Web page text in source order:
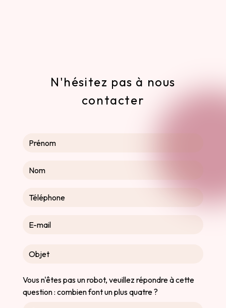
N'hésitez pas à nous
contacter
Vous n'êtes pas un robot, veuillez répondre à cette
question : combien font un plus quatre ?